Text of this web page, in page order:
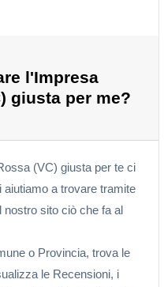
l'Impresa
giusta per me?
(VC) giusta per te ci
aiutiamo a trovare tramite
nostro sito ciò che fa al
o Provincia, trova le
le Recensioni, i